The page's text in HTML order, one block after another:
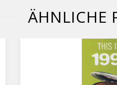
ÄHNLICHE